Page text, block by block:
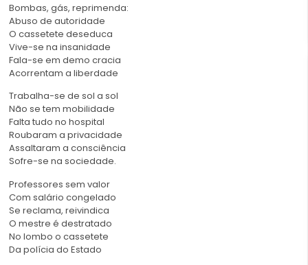
Bombas, gás, reprimenda:
Abuso de autoridade
O cassetete deseduca
Vive-se na insanidade
Fala-se em demo cracia
Acorrentam a liberdade
Trabalha-se de sol a sol
Não se tem mobilidade
Falta tudo no hospital
Roubaram a privacidade
Assaltaram a consciência
Sofre-se na sociedade.
Professores sem valor
Com salário congelado
Se reclama, reivindica
O mestre é destratado
No lombo o cassetete
Da polícia do Estado